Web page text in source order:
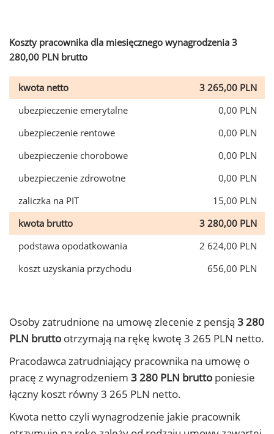
Koszty pracownika dla miesięcznego wynagrodzenia 3
280,00 PLN brutto
kwota netto
3 265,00 PLN
ubezpieczenie emerytalne
0,00 PLN
ubezpieczenie rentowe
0,00 PLN
ubezpieczenie chorobowe
0,00 PLN
ubezpieczenie zdrowotne
0,00 PLN
zaliczka na PIT
15,00 PLN
kwota brutto
3 280,00 PLN
podstawa opodatkowania
2 624,00 PLN
koszt uzyskania przychodu
656,00 PLN
Osoby zatrudnione na umowę zlecenie z pensją 3 280
PLN brutto otrzymają na rękę kwotę 3 265 PLN netto.
Pracodawca zatrudniający pracownika na umowę o
pracę z wynagrodzeniem 3 280 PLN brutto poniesie
łączny koszt równy 3 265 PLN netto.
Kwota netto czyli wynagrodzenie jakie pracownik